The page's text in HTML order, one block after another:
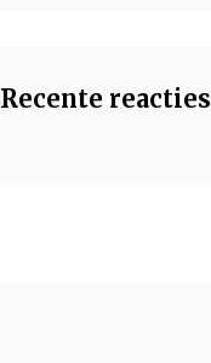
Recente reacties